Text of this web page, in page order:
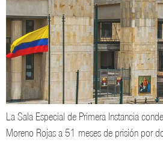
La Sala Especial de Primera Instancia
Moreno Rojas a 51 meses de prisión por